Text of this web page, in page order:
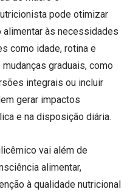
pode otimizar
às necessidades
como idade, rotina e
graduais, como
integrais ou incluir
gerar impactos
e na disposição diária.
vai além de
alimentar,
à qualidade nutricional